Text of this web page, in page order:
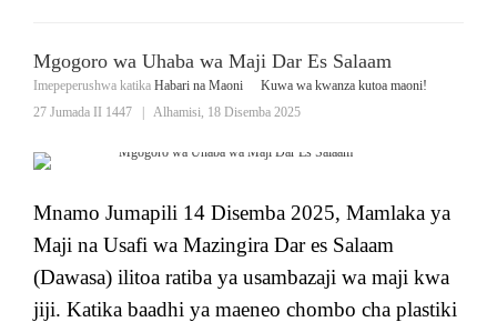
Mgogoro wa Uhaba wa Maji Dar Es Salaam
Imepeperushwa katika Habari na Maoni
Kuwa wa kwanza kutoa maoni!
27 Jumada II 1447
Alhamisi, 18 Disemba 2025
Mnamo Jumapili 14 Disemba 2025, Mamlaka ya
Maji na Usafi wa Mazingira Dar es Salaam
(Dawasa) ilitoa ratiba ya usambazaji wa maji kwa
jiji. Katika baadhi ya maeneo chombo cha plastiki